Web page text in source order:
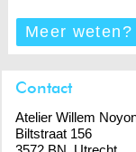
Meer
Contact
Atelier Willem
Biltstraat 156